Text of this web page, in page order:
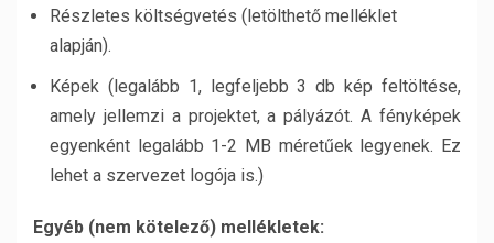
Részletes költségvetés (letölthető melléklet
alapján).
Képek (legalább 1, legfeljebb 3 db kép feltöltése,
amely jellemzi a projektet, a pályázót. A fényképek
egyenként legalább 1-2 MB méretűek legyenek. Ez
lehet a szervezet logója is.)
Egyéb (nem kötelező) mellékletek: